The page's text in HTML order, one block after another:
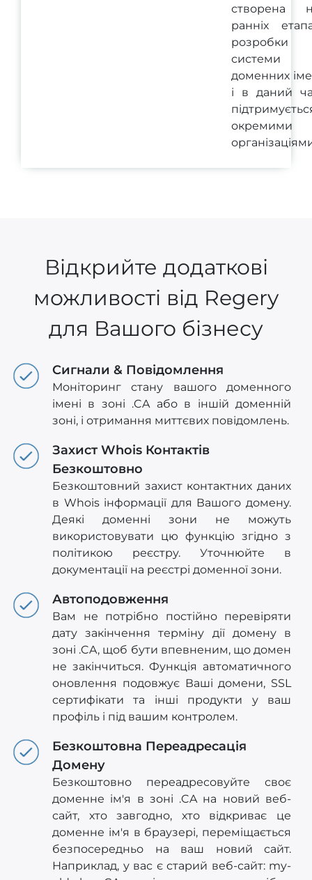
створена
ранніх
розробки
системи
доменних
і в даний
окремими
Відкрийте додаткові
можливості від Regery
для Вашого бізнесу
Сигнали & Повідомлення
Моніторинг стану вашого доменного
імені в зоні .CA або в іншій доменній
зоні, і отримання миттєвих повідомлень.
Захист Whois Контактів
Безкоштовно
Безкоштовний захист контактних даних
в Whois інформації для Вашого домену.
Деякі доменні зони не можуть
використовувати цю функцію згідно з
політикою реєстру. Уточнюйте в
документації на реєстрі доменної зони.
Автоподовження
Вам не потрібно постійно перевіряти
дату закінчення терміну дії домену в
зоні .CA, щоб бути впевненим, що домен
не закінчиться. Функція автоматичного
оновлення подовжує Ваші домени, SSL
сертифікати та інші продукти у ваш
профіль і під вашим контролем.
Безкоштовна Переадресація
Домену
Безкоштовно переадресовуйте своє
доменне ім'я в зоні .CA на новий веб-
сайт, хто завгодно, хто відкриває це
доменне ім'я в браузері, переміщається
безпосередньо на ваш новий сайт.
Наприклад, у вас є старий веб-сайт: my-